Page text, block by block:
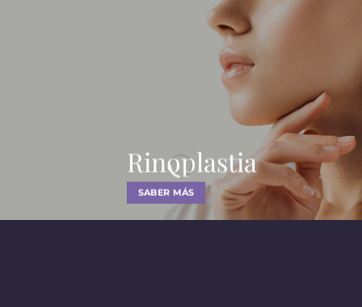
Rinoplastia
SABER MÁS